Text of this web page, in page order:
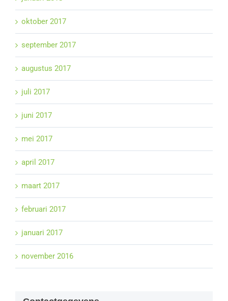
oktober 2017
september 2017
augustus 2017
juli 2017
juni 2017
mei 2017
april 2017
maart 2017
februari 2017
januari 2017
november 2016